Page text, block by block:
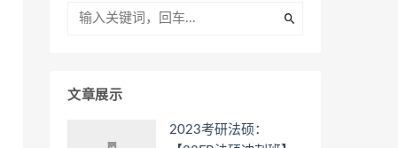
文章展示
2023考研法硕：